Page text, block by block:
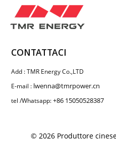
CONTATTACI
Add : TMR Energy Co.,LTD
E-mail : lwenna@tmrpower.cn
tel /Whatsapp:+86 15050528387
© 2026 Produttore